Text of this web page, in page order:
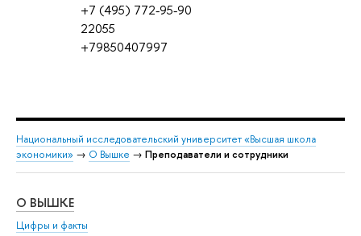
+7 (495) 772-95-90
22055
+79850407997
Национальный исследовательский университет «Высшая школа
экономики» → О Вышке → Преподаватели и сотрудники
О ВЫШКЕ
Цифры и факты